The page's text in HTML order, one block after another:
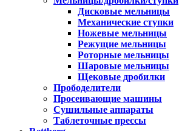
Дисковые мельницы
Механические ступки
Ножевые мельницы
Режущие мельницы
Роторные мельницы
Шаровые мельницы
Щековые дробилки
Прободелители
Просеивающие машины
Сушильные аппараты
Таблеточные прессы